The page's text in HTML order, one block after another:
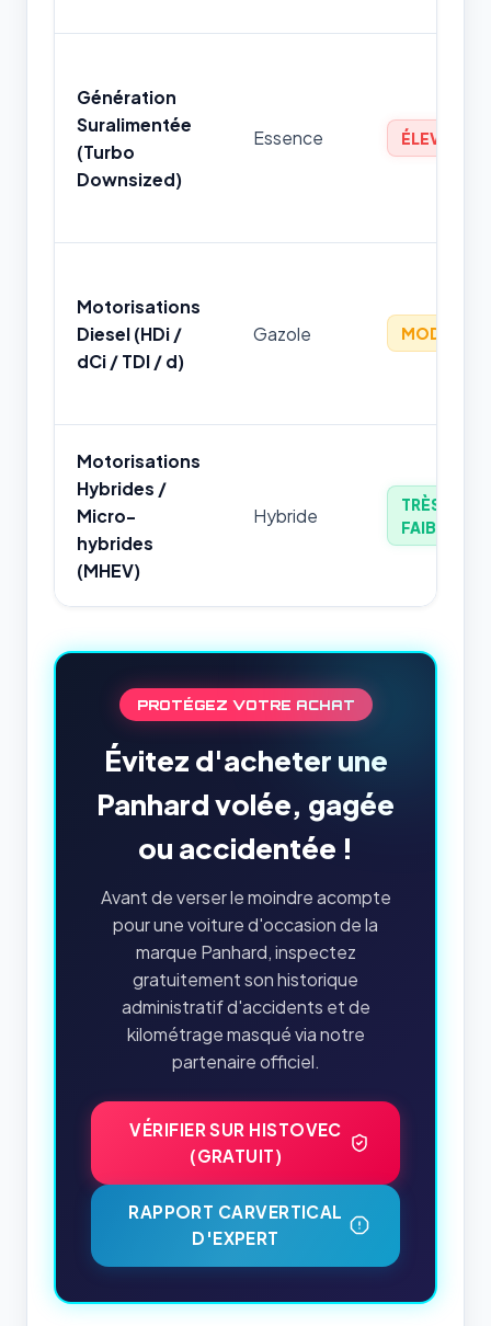
Génération
Suralimentée
(Turbo
Downsized)
Essence ÉLEVÉ
Motorisations
Diesel (HDi /
dCi / TDI / d)
Gazole MODÉRÉ
Motorisations
Hybrides /
Micro-
hybrides
(MHEV)
Hybride
TRÈS
FAIBLE
PROTÉGEZ VOTRE ACHAT
Évitez d'acheter une
Panhard volée, gagée
ou accidentée !
Avant de verser le moindre acompte
pour une voiture d'occasion de la
marque Panhard, inspectez
gratuitement son historique
administratif d'accidents et de
kilométrage masqué via notre
partenaire officiel.
VÉRIFIER SUR HISTOVEC
(GRATUIT)
RAPPORT CARVERTICAL
D'EXPERT